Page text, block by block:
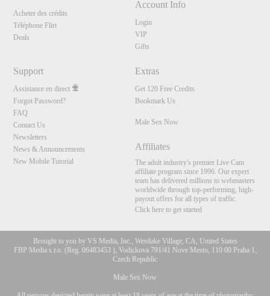
Acheter des crédits
Téléphone Flirt
Deals
Account Info
Login
VIP
Gifts
Support
Assistance en direct
Forgot Password?
FAQ
Contact Us
Newsletters
News & Announcements
New Mobile Tutorial
Extras
Get 120 Free Credits
Bookmark Us
Male Sex Now
Affiliates
The adult industry's premier Live Cam
affiliate program since 1996. Our expert
team has delivered millions to webmasters
worldwide through top-performing, high-
payout offers for all types of traffic.
Click here to get started
Brought to you by VS Media, Inc., Westlake Village, CA, United States
FBP Media s.r.o. (Reg. 06483453 ), Vodickova 791/41 Nove Mesto, 110 00 Praha 1,
Czech Republic
Male Sex Now